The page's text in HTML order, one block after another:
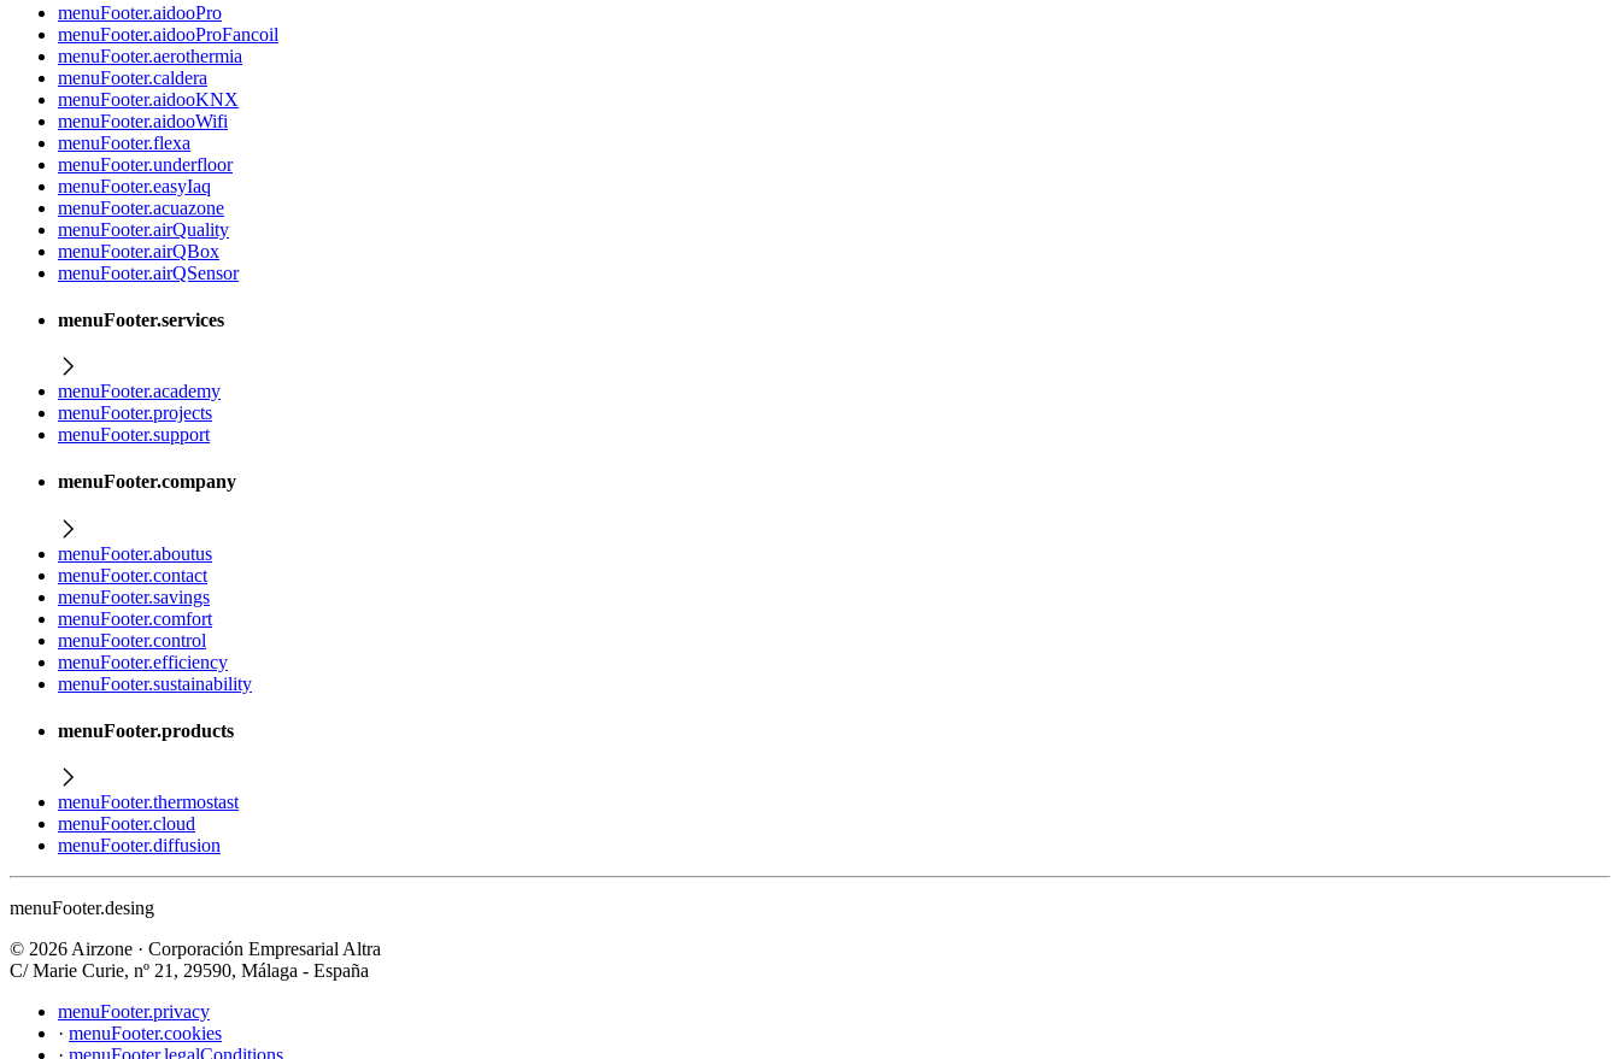
menuFooter.aidooPro
menuFooter.aidooProFancoil
menuFooter.aerothermia
menuFooter.caldera
menuFooter.aidooKNX
menuFooter.aidooWifi
menuFooter.flexa
menuFooter.underfloor
menuFooter.easyIaq
menuFooter.acuazone
menuFooter.airQuality
menuFooter.airQBox
menuFooter.airQSensor
menuFooter.services
menuFooter.academy
menuFooter.projects
menuFooter.support
menuFooter.company
menuFooter.aboutus
menuFooter.contact
menuFooter.savings
menuFooter.comfort
menuFooter.control
menuFooter.efficiency
menuFooter.sustainability
menuFooter.products
menuFooter.thermostast
menuFooter.cloud
menuFooter.diffusion
menuFooter.desing
© 2026 Airzone · Corporación Empresarial Altra
C/ Marie Curie, nº 21, 29590, Málaga - España
menuFooter.privacy
· menuFooter.cookies